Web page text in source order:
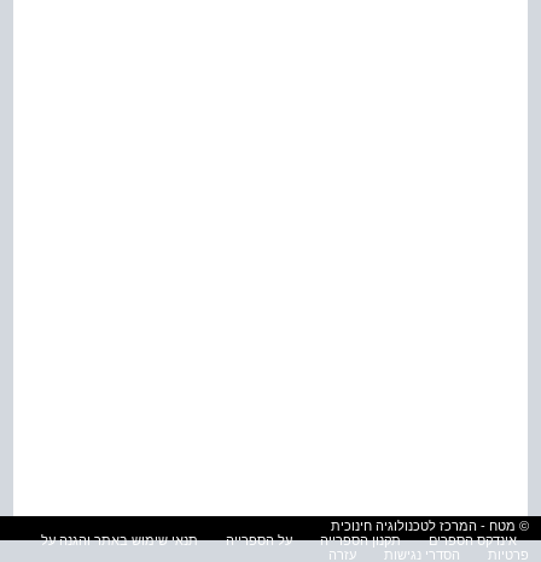
© מטח - המרכז לטכנולוגיה חינוכית
אינדקס הספרים
תקנון הספרייה על הספרייה
תנאי שימוש באתר והגנה על
פרטיות
הסדרי נגישות עזרה